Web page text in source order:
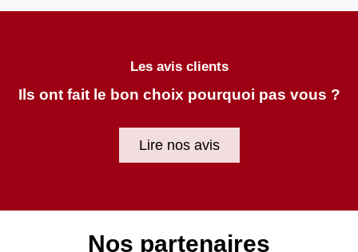
Les avis clients
Ils ont fait le bon choix pourquoi pas vous ?
Lire nos avis
Nos partenaires